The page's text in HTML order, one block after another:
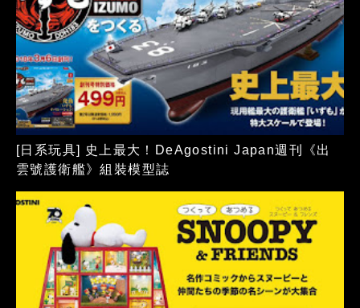
[日系玩具] 史上最大！DeAgostini Japan週刊《出
雲號護衛艦》組裝模型誌